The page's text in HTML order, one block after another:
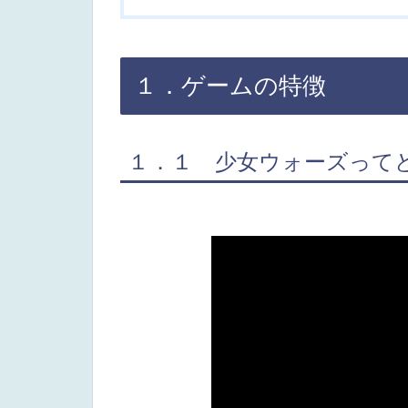
１．ゲームの特徴
１．１ 少女ウォーズって